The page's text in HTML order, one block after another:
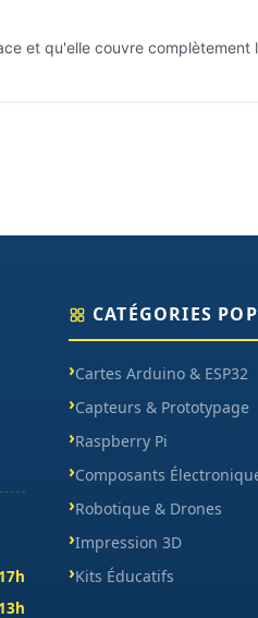
et qu'elle couvre
CATÉGORIES
Cartes Arduino & ESP32
Capteurs & Prototypage
Raspberry Pi
Composants
Robotique & Drones
Impression 3D
Kits Éducatifs